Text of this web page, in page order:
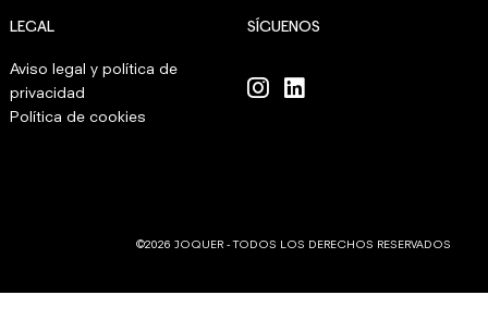
LEGAL
Aviso legal y política de
privacidad
Política de cookies
SÍGUENOS
©2026 JOQUER - TODOS LOS DERECHOS RESERVADOS